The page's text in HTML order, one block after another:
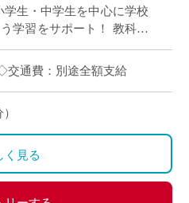
学生・中学生を中心に学校
学習をサポート！ 教科は
す。
通費：別途全額支給
く見る